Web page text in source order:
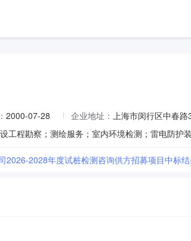
2000-07-28 企业地址： 上海市闵行区中春
2026-2028年度试桩检测咨询供方招募项目中标